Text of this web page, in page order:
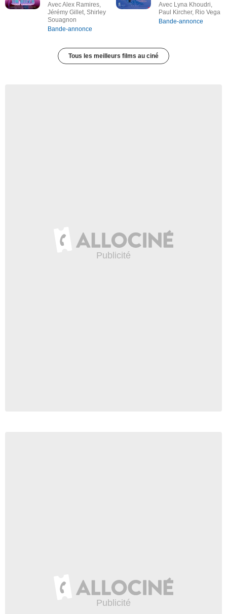
Avec Alex Ramires,
Jérémy Gillet, Shirley
Souagnon
Bande-annonce
Avec Lyna Khoudri,
Paul Kircher, Rio Vega
Bande-annonce
Tous les meilleurs films au ciné